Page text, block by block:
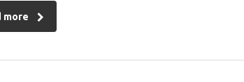
more